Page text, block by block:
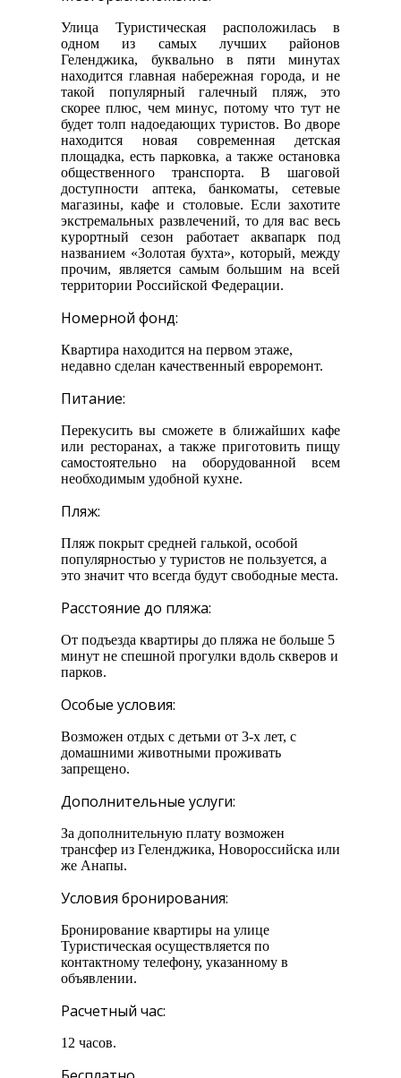
Улица Туристическая расположилась в
одном из самых лучших районов
Геленджика, буквально в пяти минутах
находится главная набережная города, и не
такой популярный галечный пляж, это
скорее плюс, чем минус, потому что тут не
будет толп надоедающих туристов. Во дворе
находится новая современная детская
площадка, есть парковка, а также остановка
общественного транспорта. В шаговой
доступности аптека, банкоматы, сетевые
магазины, кафе и столовые. Если захотите
экстремальных развлечений, то для вас весь
курортный сезон работает аквапарк под
названием «Золотая бухта», который, между
прочим, является самым большим на всей
территории Российской Федерации.
Номерной фонд:
Квартира находится на первом этаже,
недавно сделан качественный евроремонт.
Питание:
Перекусить вы сможете в ближайших кафе
или ресторанах, а также приготовить пищу
самостоятельно на оборудованной всем
необходимым удобной кухне.
Пляж:
Пляж покрыт средней галькой, особой
популярностью у туристов не пользуется, а
это значит что всегда будут свободные места.
Расстояние до пляжа:
От подъезда квартиры до пляжа не больше 5
минут не спешной прогулки вдоль скверов и
парков.
Особые условия:
Возможен отдых с детьми от 3-х лет, с
домашними животными проживать
запрещено.
Дополнительные услуги:
За дополнительную плату возможен
трансфер из Геленджика, Новороссийска или
же Анапы.
Условия бронирования:
Бронирование квартиры на улице
Туристическая осуществляется по
контактному телефону, указанному в
объявлении.
Расчетный час:
12 часов.